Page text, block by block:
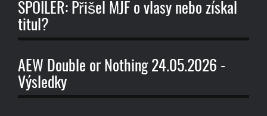
SPOILER: Přišel MJF o vlasy nebo získal
titul?
AEW Double or Nothing 24.05.2026 -
Výsledky